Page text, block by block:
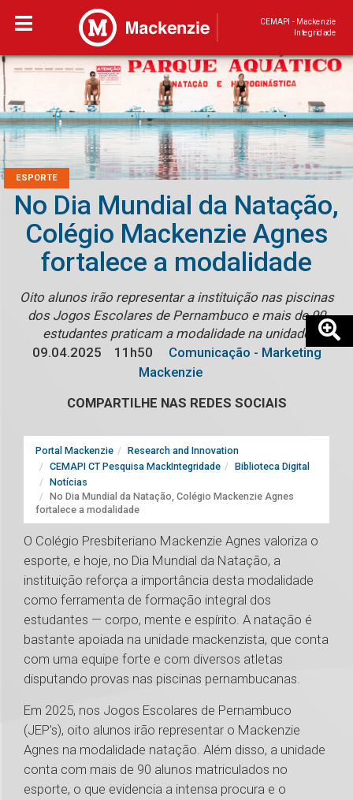
CEMAPI - Mackenzie
Integridade
ESPORTE
No Dia Mundial da Natação,
Colégio Mackenzie Agnes
fortalece a modalidade
Oito alunos irão representar a instituição nas piscinas
dos Jogos Escolares de Pernambuco e mais de 90
estudantes praticam a modalidade na unidade
09.04.2025
11h50
Comunicação - Marketing
Mackenzie
COMPARTILHE NAS REDES SOCIAIS
Portal Mackenzie
Research and Innovation
CEMAPI CT Pesquisa MackIntegridade
Biblioteca Digital
Notícias
No Dia Mundial da Natação, Colégio Mackenzie Agnes
fortalece a modalidade
O Colégio Presbiteriano Mackenzie Agnes valoriza o
esporte, e hoje, no Dia Mundial da Natação, a
instituição reforça a importância desta modalidade
como ferramenta de formação integral dos
estudantes — corpo, mente e espírito. A natação é
bastante apoiada na unidade mackenzista, que conta
com uma equipe forte e com diversos atletas
disputando provas nas piscinas pernambucanas.
Em 2025, nos Jogos Escolares de Pernambuco
(JEP’s), oito alunos irão representar o Mackenzie
Agnes na modalidade natação. Além disso, a unidade
conta com mais de 90 alunos matriculados no
esporte, o que evidencia a intensa procura e o